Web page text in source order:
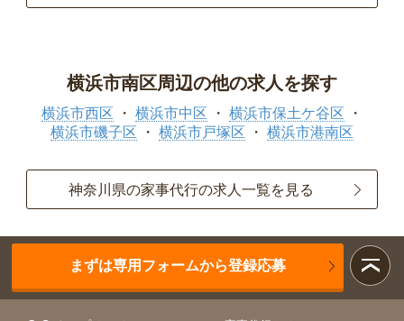
横浜市南区周辺の他の求人を探す
横浜市西区 横浜市中区
横浜市保土ケ谷区
横浜市磯子区
横浜市戸塚区 横浜市港南区
神奈川県の家事代行の求人一覧を見る
まずは専用フォームから登録応募